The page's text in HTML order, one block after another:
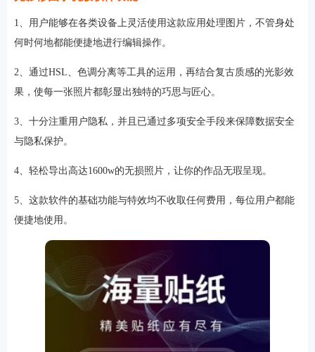
1、用户能够在各类设备上灵活使用这款应用处理图片，不管身处
何时何地都能便捷地进行编辑操作。
2、通过HSL、色调分离等工具的运用，再结合复古质感的光影效
果，使每一张照片都彰显出独特的巧思与匠心。
3、十分注重用户隐私，并且已通过多项安全手段来保障数据安全
与隐私保护。
4、轻松导出高达1600w的无损照片，让你的作品无瑕呈现。
5、这款软件的基础功能与特效均不收取任何费用，每位用户都能
便捷地使用。